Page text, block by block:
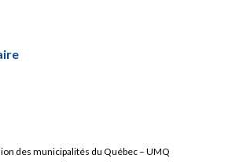
des municipalités du Québec – UMQ